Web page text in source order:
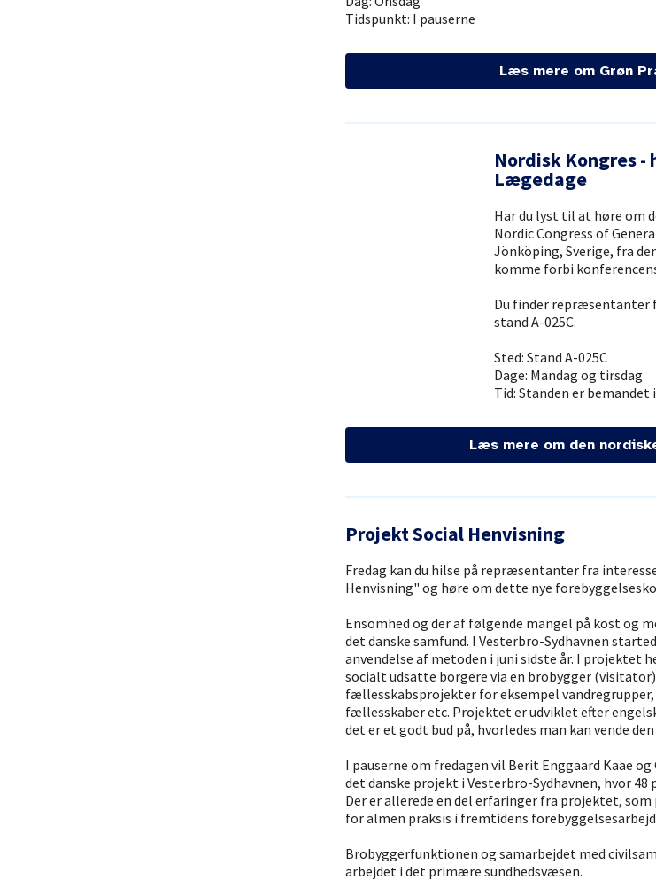
Tidspunkt: I pauserne
Læs mere om Grøn
Nordisk Kongres -
Lægedage
Har du lyst til at høre om
Nordic Congress of
Jönköping, Sverige, fra
komme forbi
Du finder repræsentanter
stand A-025C.
Sted: Stand A-025C
Dage: Mandag og tirsdag
Tid: Standen er
Læs mere om den
Projekt Social Henvisning
Fredag kan du hilse på repræsentanter fra
Henvisning" og høre om dette nye
Ensomhed og der af følgende mangel på kost og
det danske samfund. I Vesterbro-Sydhavnen
anvendelse af metoden i juni sidste år. I projektet
socialt udsatte borgere via en brobygger
fællesskabsprojekter for eksempel
fællesskaber etc. Projektet er udviklet efter
det er et godt bud på, hvorledes man kan vende
I pauserne om fredagen vil Berit Enggaard Kaae
det danske projekt i Vesterbro-Sydhavnen, hvor
Der er allerede en del erfaringer fra projektet,
for almen praksis i fremtidens
Brobyggerfunktionen og samarbejdet med
arbejdet i det primære sundhedsvæsen.